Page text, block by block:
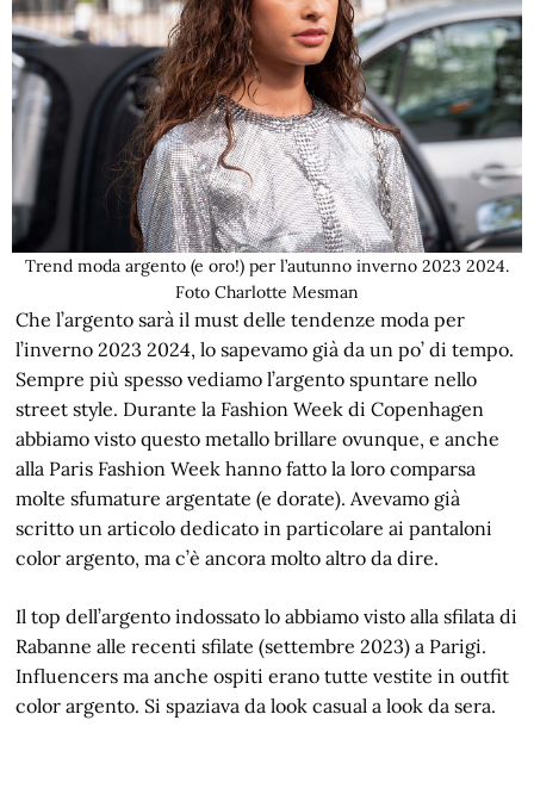
Trend moda argento (e oro!) per l’autunno inverno 2023 2024.
Foto Charlotte Mesman
Che l’argento sarà il must delle tendenze moda per
l’inverno 2023 2024, lo sapevamo già da un po’ di tempo.
Sempre più spesso vediamo l’argento spuntare nello
street style. Durante la Fashion Week di Copenhagen
abbiamo visto questo metallo brillare ovunque, e anche
alla Paris Fashion Week hanno fatto la loro comparsa
molte sfumature argentate (e dorate). Avevamo già
scritto un articolo dedicato in particolare ai pantaloni
color argento, ma c’è ancora molto altro da dire.
Il top dell’argento indossato lo abbiamo visto alla sfilata di
Rabanne alle recenti sfilate (settembre 2023) a Parigi.
Influencers ma anche ospiti erano tutte vestite in outfit
color argento. Si spaziava da look casual a look da sera.